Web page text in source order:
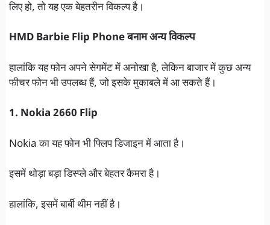
लिए हो, तो यह एक बेहतरीन विकल्प है।
HMD Barbie Flip Phone बनाम अन्य विकल्प
हालांकि यह फोन अपने सेगमेंट में अनोखा है, लेकिन बाजार में कुछ अन्य
फीचर फोन भी उपलब्ध हैं, जो इसके मुकाबले में आ सकते हैं।
1. Nokia 2660 Flip
Nokia का यह फोन भी फ्लिप डिजाइन में आता है।
इसमें थोड़ा बड़ा डिस्प्ले और बेहतर कैमरा है।
हालांकि, इसमें बार्बी थीम नहीं है।